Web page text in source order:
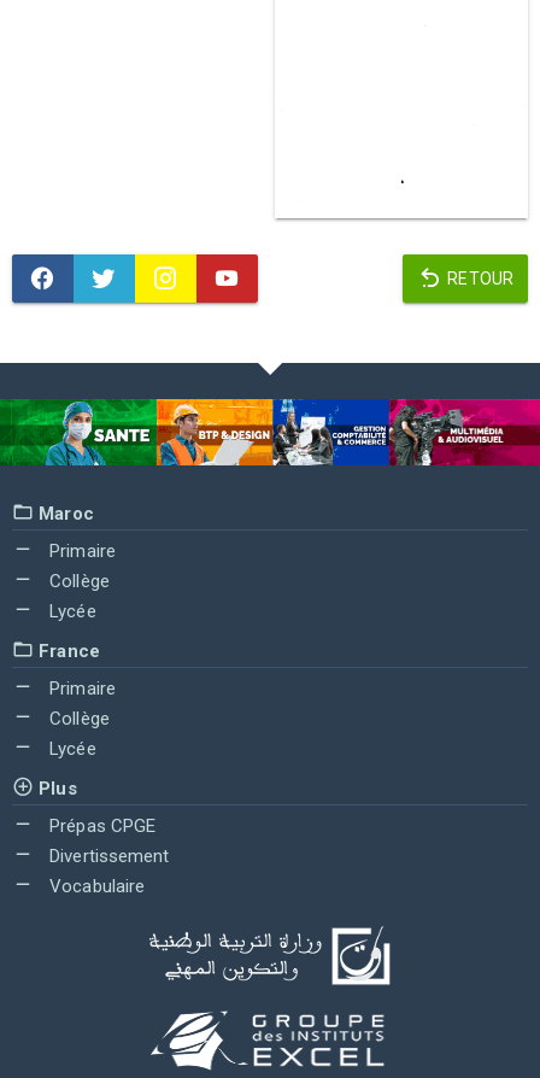
RETOUR
Maroc
Primaire
Collège
Lycée
France
Primaire
Collège
Lycée
Plus
Prépas CPGE
Divertissement
Vocabulaire